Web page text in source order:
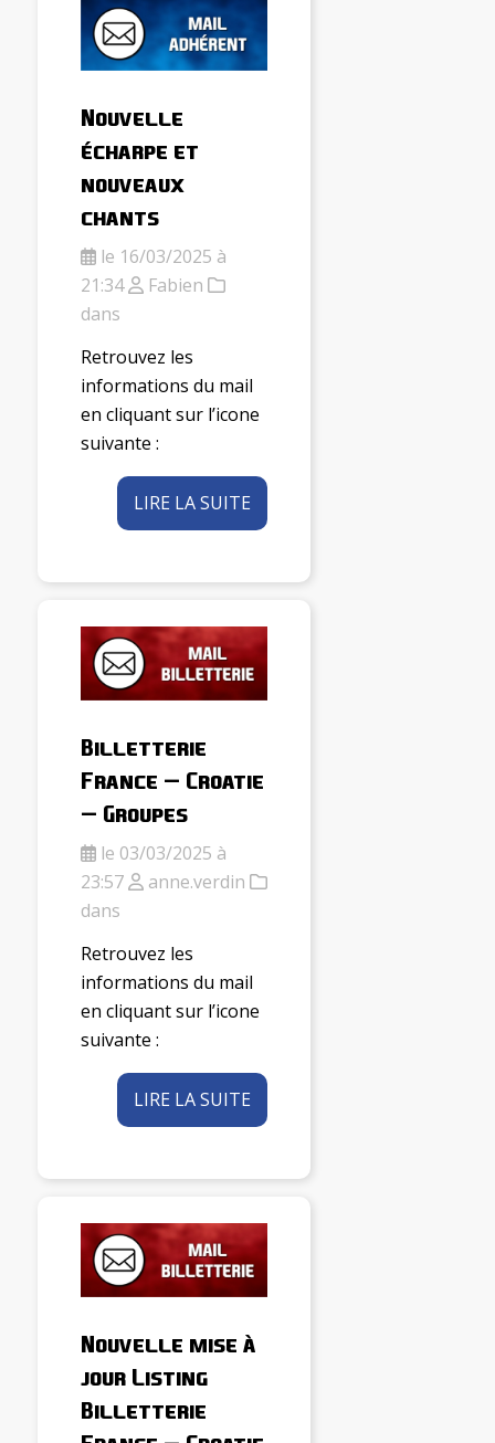
Nouvelle
écharpe et
nouveaux
chants
le 16/03/2025 à
21:34
Fabien
dans
Retrouvez les
informations du mail
en cliquant sur l’icone
suivante :
LIRE LA SUITE
Billetterie
France – Croatie
– Groupes
le 03/03/2025 à
23:57
anne.verdin
dans
Retrouvez les
informations du mail
en cliquant sur l’icone
suivante :
LIRE LA SUITE
Nouvelle mise à
jour Listing
Billetterie